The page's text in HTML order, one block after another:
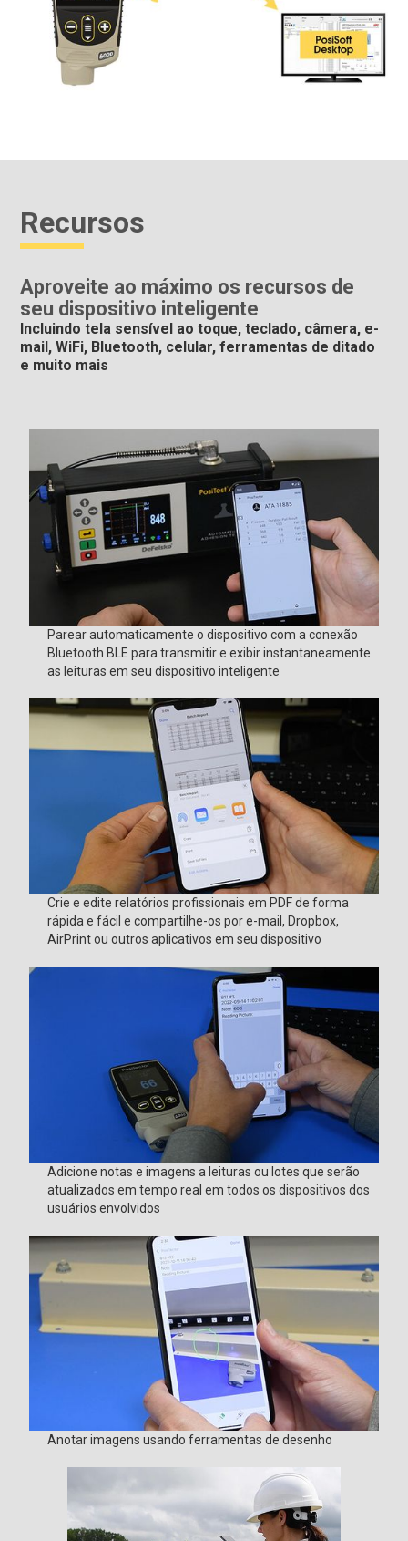
Recursos
Aproveite ao máximo os recursos de
seu dispositivo inteligente
Incluindo tela sensível ao toque, teclado, câmera, e-
mail, WiFi, Bluetooth, celular, ferramentas de ditado
e muito mais
Parear automaticamente o dispositivo com a conexão
Bluetooth BLE para transmitir e exibir instantaneamente
as leituras em seu dispositivo inteligente
Crie e edite relatórios profissionais em PDF de forma
rápida e fácil e compartilhe-os por e-mail, Dropbox,
AirPrint ou outros aplicativos em seu dispositivo
Adicione notas e imagens a leituras ou lotes que serão
atualizados em tempo real em todos os dispositivos dos
usuários envolvidos
Anotar imagens usando ferramentas de desenho